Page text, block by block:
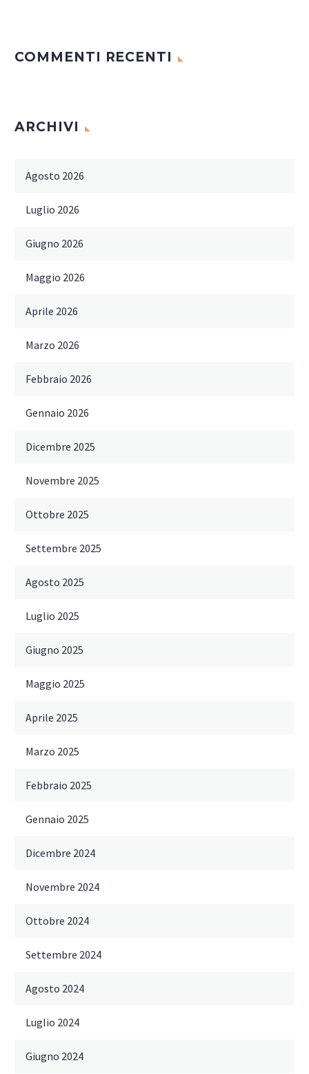
COMMENTI RECENTI
ARCHIVI
Agosto 2026
Luglio 2026
Giugno 2026
Maggio 2026
Aprile 2026
Marzo 2026
Febbraio 2026
Gennaio 2026
Dicembre 2025
Novembre 2025
Ottobre 2025
Settembre 2025
Agosto 2025
Luglio 2025
Giugno 2025
Maggio 2025
Aprile 2025
Marzo 2025
Febbraio 2025
Gennaio 2025
Dicembre 2024
Novembre 2024
Ottobre 2024
Settembre 2024
Agosto 2024
Luglio 2024
Giugno 2024